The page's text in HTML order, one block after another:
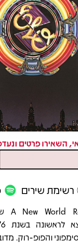
השאירו פרטים
רשימת שירים
והפופ-רוק.